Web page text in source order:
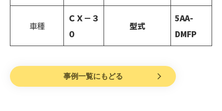
車種
ＣＸ－３
０
型式
5AA-
DMFP
事例一覧にもどる